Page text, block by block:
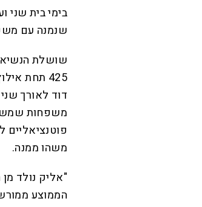
בימי בית שני
שנמנה עם
425 תחת
משפחות
משהו ממנה.
"אליק נולד
הממוצע